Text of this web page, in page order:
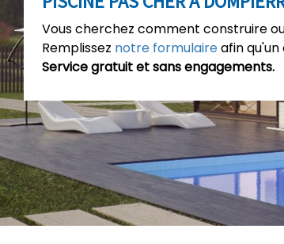
Vous cherchez comment construire
Remplissez notre formulaireafin qu'un
Service gratuit et sans engagements.